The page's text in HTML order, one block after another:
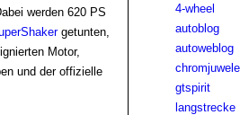
4-wheel
autoblog
autoweblog
gtspirit
langstrecke
werden 620 PS
getunten,
Motor,
und der offizielle